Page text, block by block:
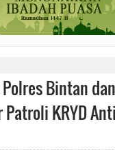
Bintan
KRYD